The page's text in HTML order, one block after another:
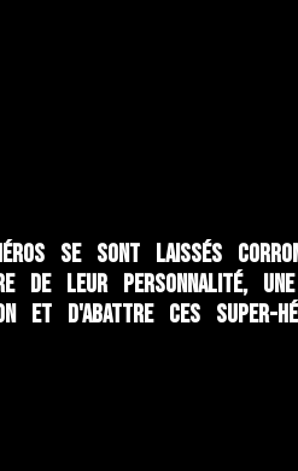
se sont laissés
de leur personnalité,
et d'abattre ces super-